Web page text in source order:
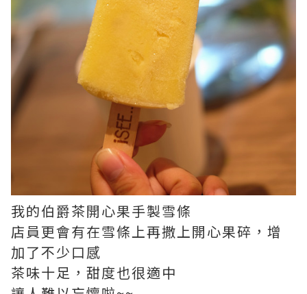
我的伯爵茶開心果手製雪條
店員更會有在雪條上再撒上開心果碎，增
加了不少口感
茶味十足，甜度也很適中